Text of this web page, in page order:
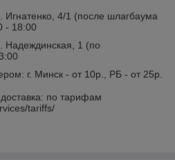
Игнатенко, 4/1 (после шлагбаума
- 18:00
Надеждинская, 1 (по
г. Минск - от 10р., РБ - от 25р.
по тарифам
tariffs/